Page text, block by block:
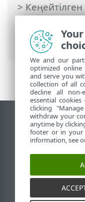
>
Электрондық
Поштаны
Қамтылмаған
Жұмыс
End of Life
ESET білім
ESET форумы
ESET Status
Аймақтық
We and our
optimized online
and serve you
collection of all
decline all non-
essential
clicking
withdraw your
anytime by
footer or in your
information, see